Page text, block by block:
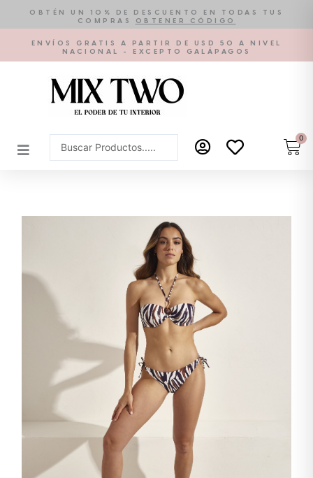
contenido
OBTÉN UN 10% DE DESCUENTO EN TODAS TUS
COMPRAS
OBTENER CÓDIGO
ENVÍOS GRATIS A PARTIR DE USD 50 A NIVEL
NACIONAL - EXCEPTO GALÁPAGOS
Search
...
0